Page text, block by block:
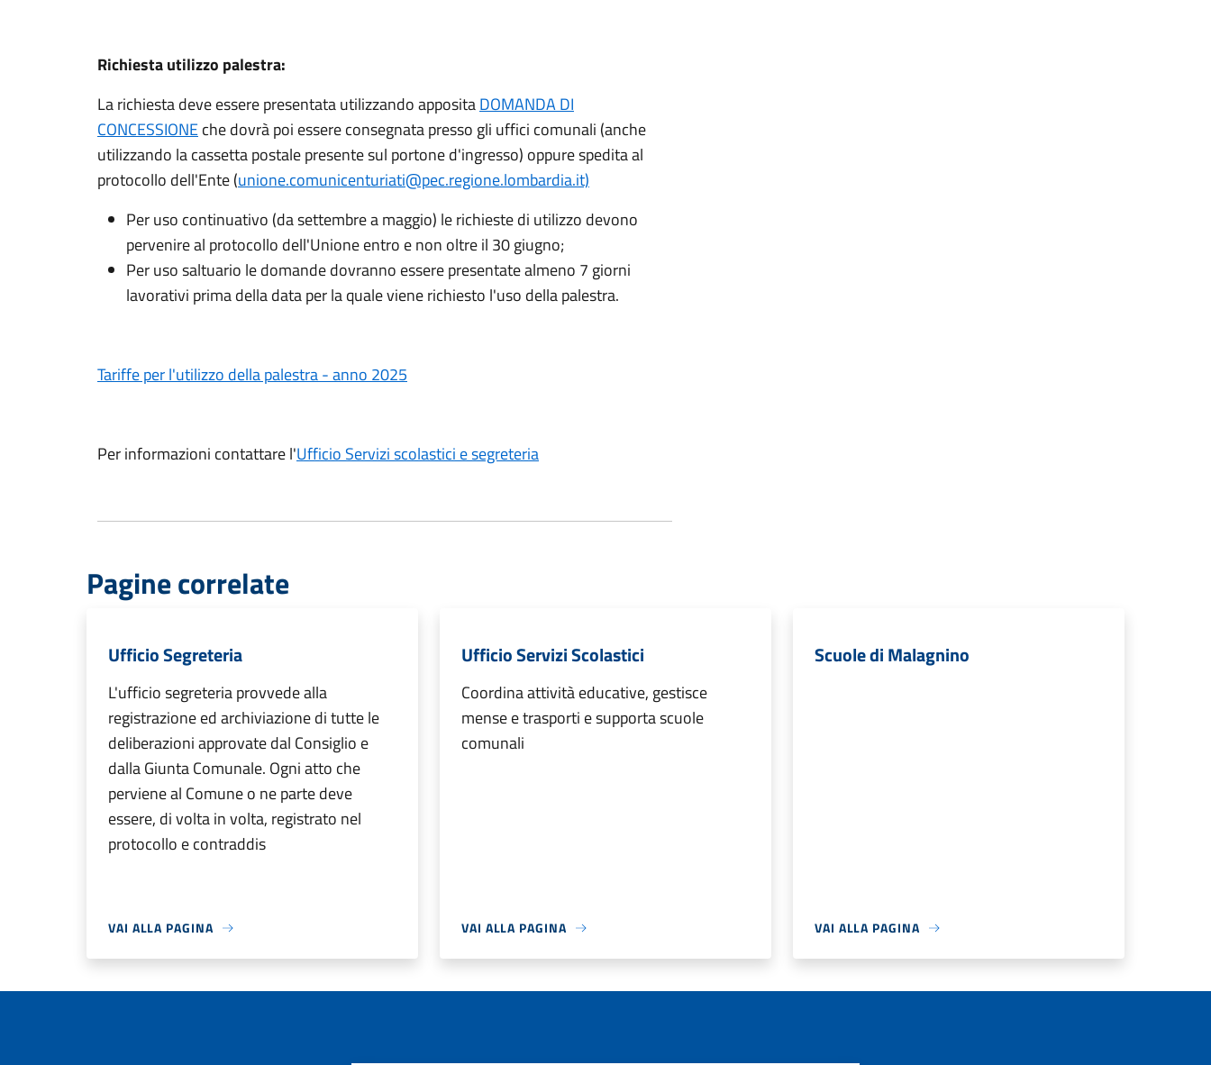
Richiesta utilizzo palestra:
La richiesta deve essere presentata utilizzando appositaDOMANDA DI
CONCESSIONEche dovrà poi essere consegnata presso gli uffici comunali (anche
utilizzando la cassetta postale presente sul portone d'ingresso) oppure spedita al
protocollo dell'Ente (unione.comunicenturiati@pec.regione.lombardia.it)
Per uso continuativo (da settembre a maggio) le richieste di utilizzo devono
pervenire al protocollo dell'Unione entro e non oltre il 30 giugno;
Per uso saltuario le domande dovranno essere presentate almeno 7 giorni
lavorativi prima della data per la quale viene richiesto l'uso della palestra.
Tariffe per l'utilizzo della palestra - anno 2025
Per informazioni contattare l'Ufficio Servizi scolastici e segreteria
Pagine correlate
Ufficio Segreteria
L'ufficio segreteria provvede alla
registrazione ed archiviazione di tutte le
deliberazioni approvate dal Consiglio e
dalla Giunta Comunale. Ogni atto che
perviene al Comune o ne parte deve
essere, di volta in volta, registrato nel
protocollo e contraddis
VAI ALLA PAGINA
Ufficio Servizi Scolastici
Coordina attività educative, gestisce
mense e trasporti e supporta scuole
comunali
VAI ALLA PAGINA
Scuole di Malagnino
VAI ALLA PAGINA